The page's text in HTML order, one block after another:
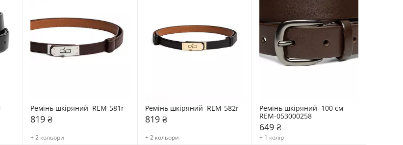
Ремінь шкіряний  REM-581r
819 ₴
+ 2 кольори
Ремінь шкіряний  REM-582r
819 ₴
+ 2 кольори
Ремінь шкіряний  100 см
REM-053000258
649 ₴
+ 1 колір